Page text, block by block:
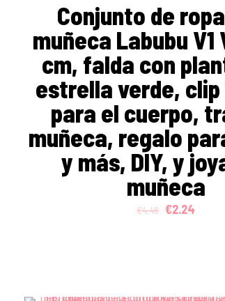
Conjunto de
muñeca Labubu V1
cm, falda con
estrella verde, clip
para el cuerpo,
muñeca, regalo
y más, DIY, y
muñeca
€4.48 Original
€2.24